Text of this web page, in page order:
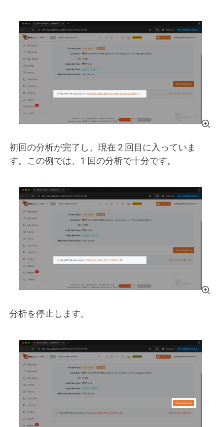
初回の分析が完了し、現在 2 回目に入っていま
す。この例では、1 回の分析で十分です。
分析を停止します。